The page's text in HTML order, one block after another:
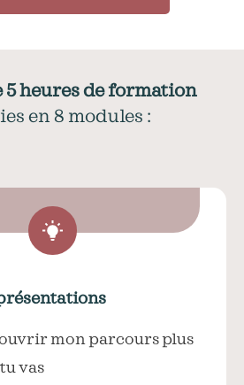
5 heures de formation
en 8 modules :
mon parcours plus
vas